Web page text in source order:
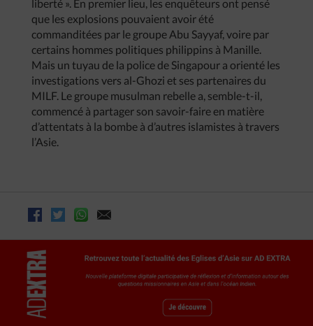
liberté ». En premier lieu, les enquêteurs ont pensé
que les explosions pouvaient avoir été
commanditées par le groupe Abu Sayyaf, voire par
certains hommes politiques philippins à Manille.
Mais un tuyau de la police de Singapour a orienté les
investigations vers al-Ghozi et ses partenaires du
MILF. Le groupe musulman rebelle a, semble-t-il,
commencé à partager son savoir-faire en matière
d’attentats à la bombe à d’autres islamistes à travers
l’Asie.